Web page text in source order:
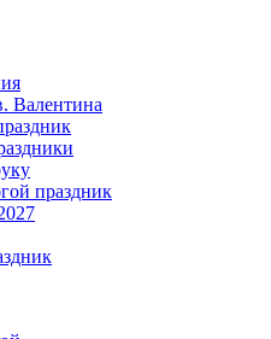
Валентина
праздник